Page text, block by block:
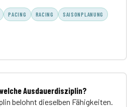
PACING RACING
SAISONPLANUNG
Ausdauerdisziplin?
belohnt dieselben Fähigkeiten.